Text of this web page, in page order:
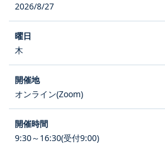
2026/8/27
木
オンライン(Zoom)
9:30～16:30(受付9:00)